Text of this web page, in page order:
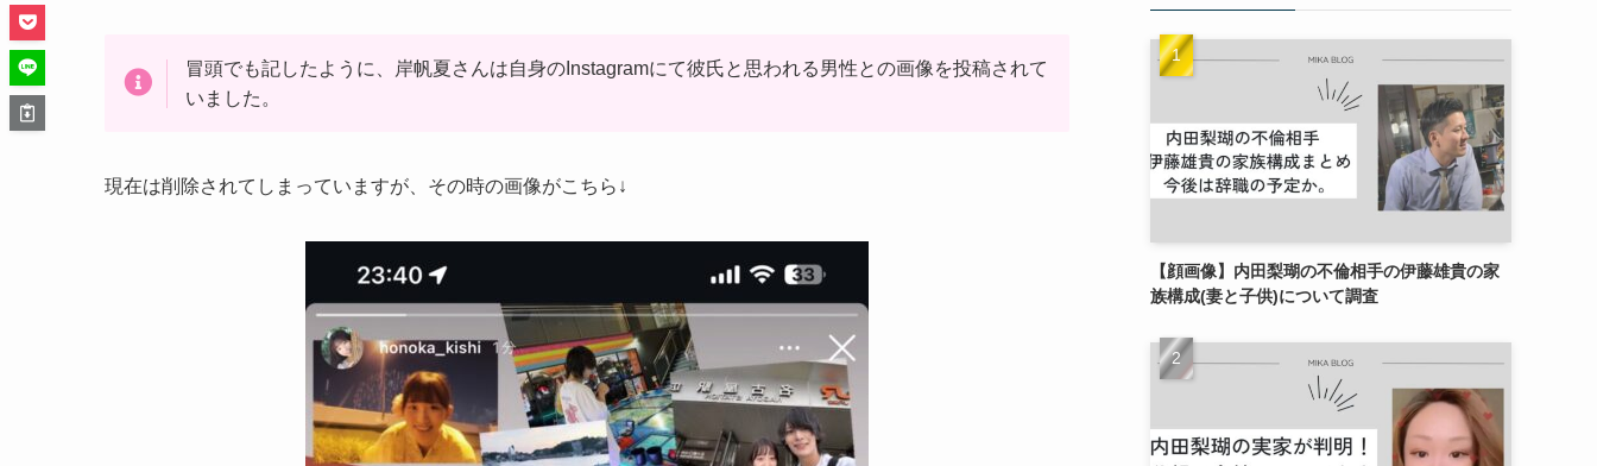
冒頭でも記したように、岸帆夏さんは自身のInstagramにて彼氏と思われる男性との画像を投稿されて
いました。
現在は削除されてしまっていますが、その時の画像がこちら↓
【顔画像】内田梨瑚の不倫相手の伊藤雄貴の家
族構成(妻と子供)について調査